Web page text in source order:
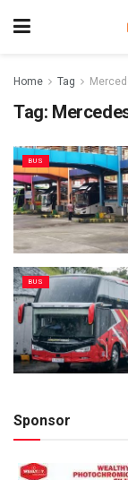
Home Tag
Tag:
BUS
BUS
Sponsor